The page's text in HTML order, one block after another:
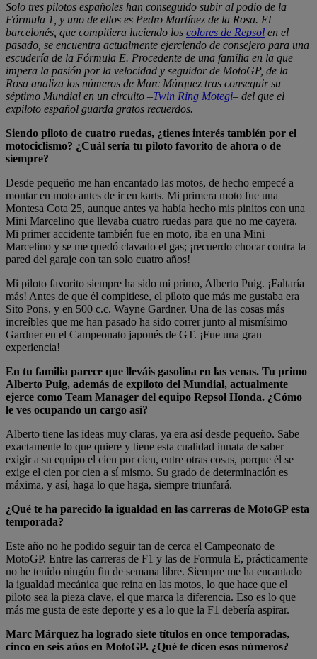
Solo tres pilotos españoles han conseguido subir al podio de la
Fórmula 1, y uno de ellos es Pedro Martínez de la Rosa. El
barcelonés, que compitiera luciendo los colores de Repsol en el
pasado, se encuentra actualmente ejerciendo de consejero para una
escudería de la Fórmula E. Procedente de una familia en la que
impera la pasión por la velocidad y seguidor de MotoGP, de la
Rosa analiza los números de Marc Márquez tras conseguir su
séptimo Mundial en un circuito –Twin Ring Motegi– del que el
expiloto español guarda gratos recuerdos.
Siendo piloto de cuatro ruedas, ¿tienes interés también por el
motociclismo? ¿Cuál sería tu piloto favorito de ahora o de
siempre?
Desde pequeño me han encantado las motos, de hecho empecé a
montar en moto antes de ir en karts. Mi primera moto fue una
Montesa Cota 25, aunque antes ya había hecho mis pinitos con una
Mini Marcelino que llevaba cuatro ruedas para que no me cayera.
Mi primer accidente también fue en moto, iba en una Mini
Marcelino y se me quedó clavado el gas; ¡recuerdo chocar contra la
pared del garaje con tan solo cuatro años!
Mi piloto favorito siempre ha sido mi primo, Alberto Puig. ¡Faltaría
más! Antes de que él compitiese, el piloto que más me gustaba era
Sito Pons, y en 500 c.c. Wayne Gardner. Una de las cosas más
increíbles que me han pasado ha sido correr junto al mismísimo
Gardner en el Campeonato japonés de GT. ¡Fue una gran
experiencia!
En tu familia parece que lleváis gasolina en las venas. Tu primo
Alberto Puig, además de expiloto del Mundial, actualmente
ejerce como Team Manager del equipo Repsol Honda. ¿Cómo
le ves ocupando un cargo así?
Alberto tiene las ideas muy claras, ya era así desde pequeño. Sabe
exactamente lo que quiere y tiene esta cualidad innata de saber
exigir a su equipo el cien por cien, entre otras cosas, porque él se
exige el cien por cien a sí mismo. Su grado de determinación es
máxima, y así, haga lo que haga, siempre triunfará.
¿Qué te ha parecido la igualdad en las carreras de MotoGP esta
temporada?
Este año no he podido seguir tan de cerca el Campeonato de
MotoGP. Entre las carreras de F1 y las de Formula E, prácticamente
no he tenido ningún fin de semana libre. Siempre me ha encantado
la igualdad mecánica que reina en las motos, lo que hace que el
piloto sea la pieza clave, el que marca la diferencia. Eso es lo que
más me gusta de este deporte y es a lo que la F1 debería aspirar.
Marc Márquez ha logrado siete títulos en once temporadas,
cinco en seis años en MotoGP. ¿Qué te dicen esos números?